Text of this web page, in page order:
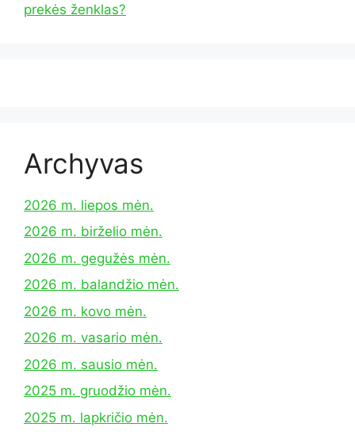
prekės ženklas?
Archyvas
2026 m. liepos mėn.
2026 m. birželio mėn.
2026 m. gegužės mėn.
2026 m. balandžio mėn.
2026 m. kovo mėn.
2026 m. vasario mėn.
2026 m. sausio mėn.
2025 m. gruodžio mėn.
2025 m. lapkričio mėn.